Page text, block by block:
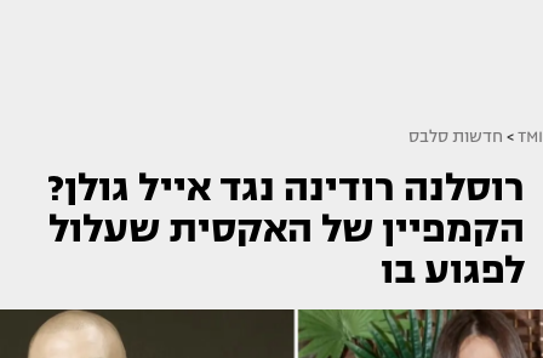
TMI
> חדשות סלבס
רוסלנה רודינה נגד אייל גולן?
הקמפיין של האקסית שעלול
לפגוע בו